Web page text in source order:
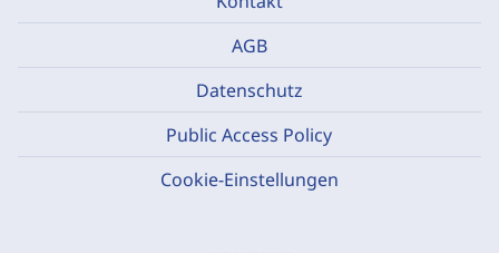
AGB
Datenschutz
Public Access Policy
Cookie-Einstellungen